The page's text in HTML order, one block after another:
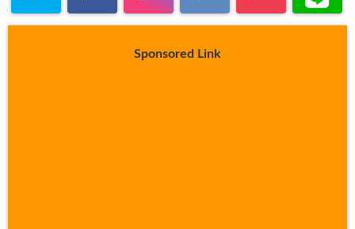
Sponsored Link